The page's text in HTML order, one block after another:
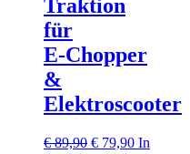
Traktion
für
E‑Chopper
&
Elektroscooter
€89,90 Ursprünglicher
€ 79,90Aktueller
In